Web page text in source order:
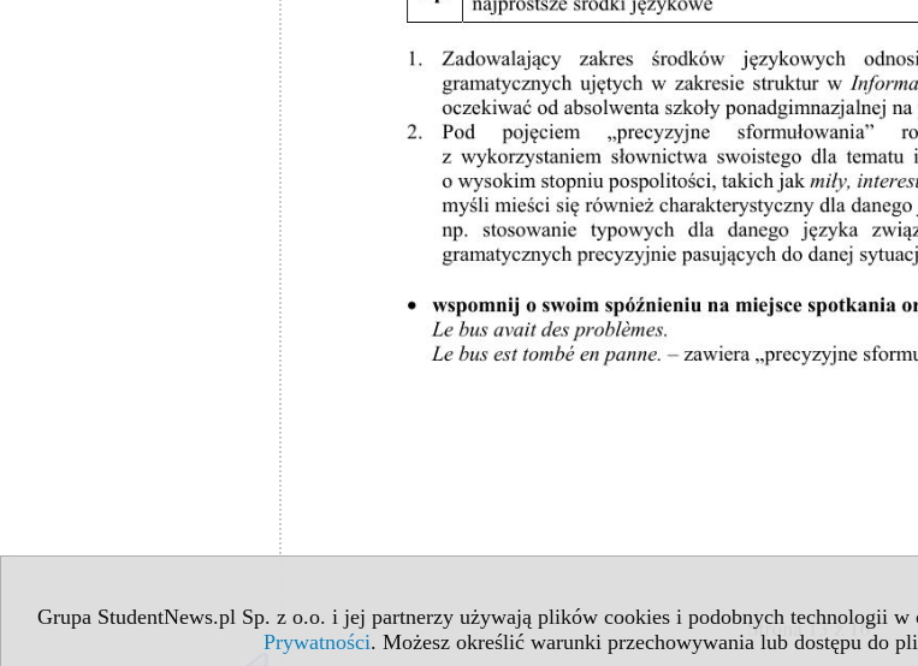
Grupa StudentNews.pl Sp. z o.o. i jej partnerzy używają plików cookies i podobnych technologii
Prywatności. Możesz określić warunki przechowywania lub dostępu do